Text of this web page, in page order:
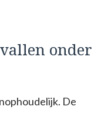
onder
De